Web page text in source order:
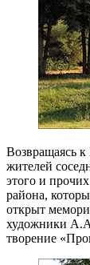
Возвращаясь
жителей
этого и
района,
открыт
художники
творение